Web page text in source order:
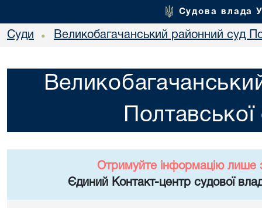
Судова влада
Суди • Великобагачанський районний суд
Полтавської
Отримуйте інформацію лише
Єдиний Контакт-центр судової